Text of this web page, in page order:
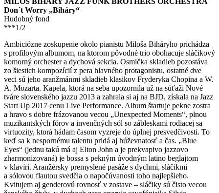
Don´t Worry „Biháry“
Hudobný fond
***1/2
Ambiciózne zoskupenie okolo pianistu Miloša Biháryho prichádza
s profilovým albumom, na ktorom pôvodné trio obohacuje sláčikový
komorný orchester a dychová sekcia. Osmička skladieb pozostáva
zo šiestich kompozícií z pera hlavného protagonistu, ostatné dve
veci sú jeho aranžmánmi skladieb klasikov Fryderyka Chopina a W.
A. Mozarta. Kapela, ktorá na seba upozornila už na súťaži Nové
tváre slovenského jazzu 2013 a zahrala si aj na BJD, získala na Jazz
Start Up 2017 cenu Live Performance. Album štartuje pekne zostra
a hravo s dobre frázovanou vecou „Unexpected Moments“, plnou
muzikantských fórov a invenčných sól so zábleskami rodiacej sa
virtuozity, ktorá hádam časom vyzreje do úplnej presvedčivosti. To
keď sa k nespornému talentu pridá aj húževnatosť a čas. „Blue
Eyes“ (jednu takú má aj Elton John a je prekvapivo jazzovo
zharmonizovaná) je bossa s pekným úvodným latino beglajtom
v klavíri. Aranžérsky premyslené pasáže s dychmi, sláčikmi
a sólovou flautou svedčia o napočúvanosti toho najlepšieho.
Kvitujem aj genderovú rovnosť v zostave – sláčiky sú čisto vecou